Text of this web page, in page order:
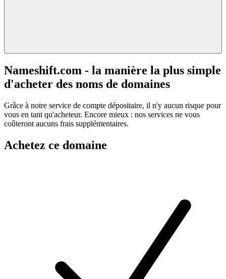
Nameshift.com - la manière la plus simple
d'acheter des noms de domaines
Grâce à notre service de compte dépositaire, il n'y aucun risque pour
vous en tant qu'acheteur. Encore mieux : nos services ne vous
coûteront aucuns frais supplémentaires.
Achetez ce domaine